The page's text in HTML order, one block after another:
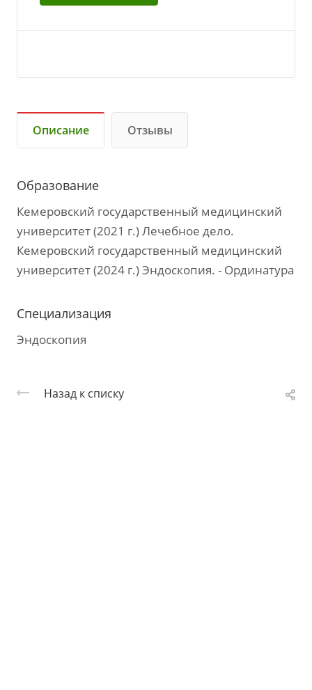
Описание Отзывы
Образование
Кемеровский государственный медицинский
университет (2021 г.) Лечебное дело.
Кемеровский государственный медицинский
университет (2024 г.) Эндоскопия. - Ординатура
Специализация
Эндоскопия
Назад к списку